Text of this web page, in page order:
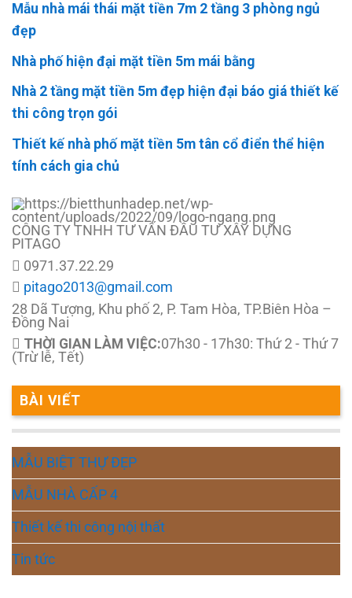
Mẫu nhà mái thái mặt tiền 7m 2 tầng 3 phòng ngủ
đẹp
Nhà phố hiện đại mặt tiền 5m mái bằng
Nhà 2 tầng mặt tiền 5m đẹp hiện đại báo giá thiết kế
thi công trọn gói
Thiết kế nhà phố mặt tiền 5m tân cổ điển thể hiện
tính cách gia chủ
CÔNG TY TNHH TƯ VẤN ĐẦU TƯ XÂY DỰNG
PITAGO
0971.37.22.29
pitago2013@gmail.com
28 Dã Tượng, Khu phố 2, P. Tam Hòa, TP.Biên Hòa –
Đồng Nai
THỜI GIAN LÀM VIỆC:07h30 - 17h30: Thứ 2 - Thứ 7
(Trừ lễ, Tết)
BÀI VIẾT
MẪU BIỆT THỰ ĐẸP
MẪU NHÀ CẤP 4
Thiết kế thi công nội thất
Tin tức